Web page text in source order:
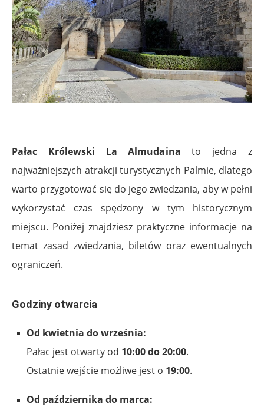
Pałac Królewski La Almudaina to jedna z
najważniejszych atrakcji turystycznych Palmie, dlatego
warto przygotować się do jego zwiedzania, aby w pełni
wykorzystać czas spędzony w tym historycznym
miejscu. Poniżej znajdziesz praktyczne informacje na
temat zasad zwiedzania, biletów oraz ewentualnych
ograniczeń.
Godziny otwarcia
Od kwietnia do września:
Pałac jest otwarty od 10:00 do 20:00.
Ostatnie wejście możliwe jest o 19:00.
Od października do marca: